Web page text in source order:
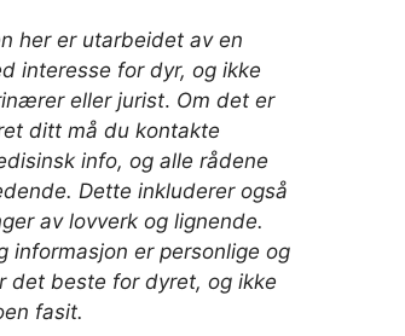
her er utarbeidet av en
interesse for dyr, og ikke
eller jurist. Om det er
ditt må du kontakte
info, og alle rådene
Dette inkluderer også
av lovverk og lignende.
informasjon er personlige og
det beste for dyret, og ikke
fasit.